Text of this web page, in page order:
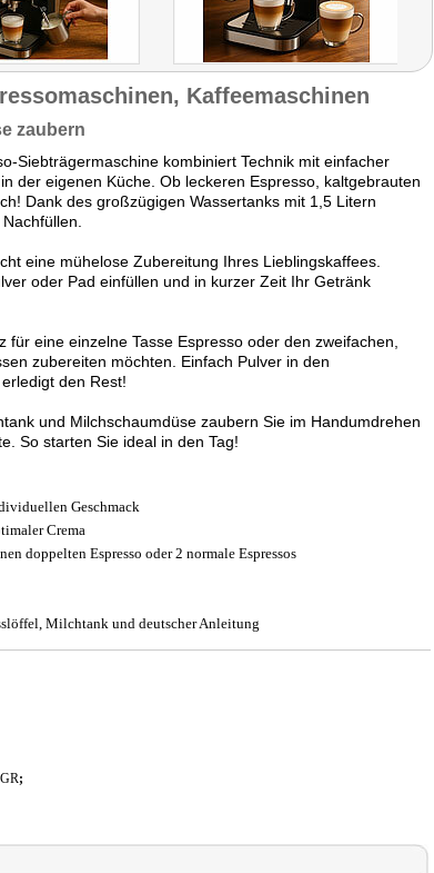
Kaffeemaschinen
zaubern
Siebträgermaschine kombiniert Technik mit einfacher
der eigenen Küche. Ob leckeren Espresso, kaltgebrauten
Dank des großzügigen Wassertanks mit 1,5 Litern
eine mühelose Zubereitung Ihres Lieblingskaffees.
oder Pad einfüllen und in kurzer Zeit Ihr Getränk
für eine einzelne Tasse Espresso oder den zweifachen,
zubereiten möchten. Einfach Pulver in den
den Rest!
und Milchschaumdüse zaubern Sie im Handumdrehen
So starten Sie ideal in den Tag!
Geschmack
Crema
doppelten Espresso oder 2 normale Espressos
Milchtank und deutscher Anleitung
;